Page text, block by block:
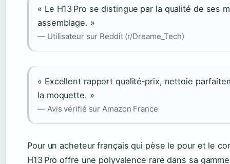
« Le H13 Pro se distingue par la qualité de ses
assemblage. »
— Utilisateur sur Reddit (r/Dreame_Tech)
« Excellent rapport qualité‑prix, nettoie
la moquette. »
— Avis vérifié sur Amazon France
Pour un acheteur français qui pèse le pour et le
H13 Pro offre une polyvalence rare dans sa